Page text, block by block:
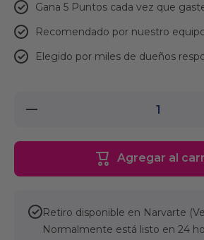
Gana 5 Puntos cada vez que
Recomendado por nuestro
Elegido por miles de dueños
Reducir
Naranja
con
Blanco
Agregar al
Retiro disponible en Narvarte
Normalmente está listo en 24